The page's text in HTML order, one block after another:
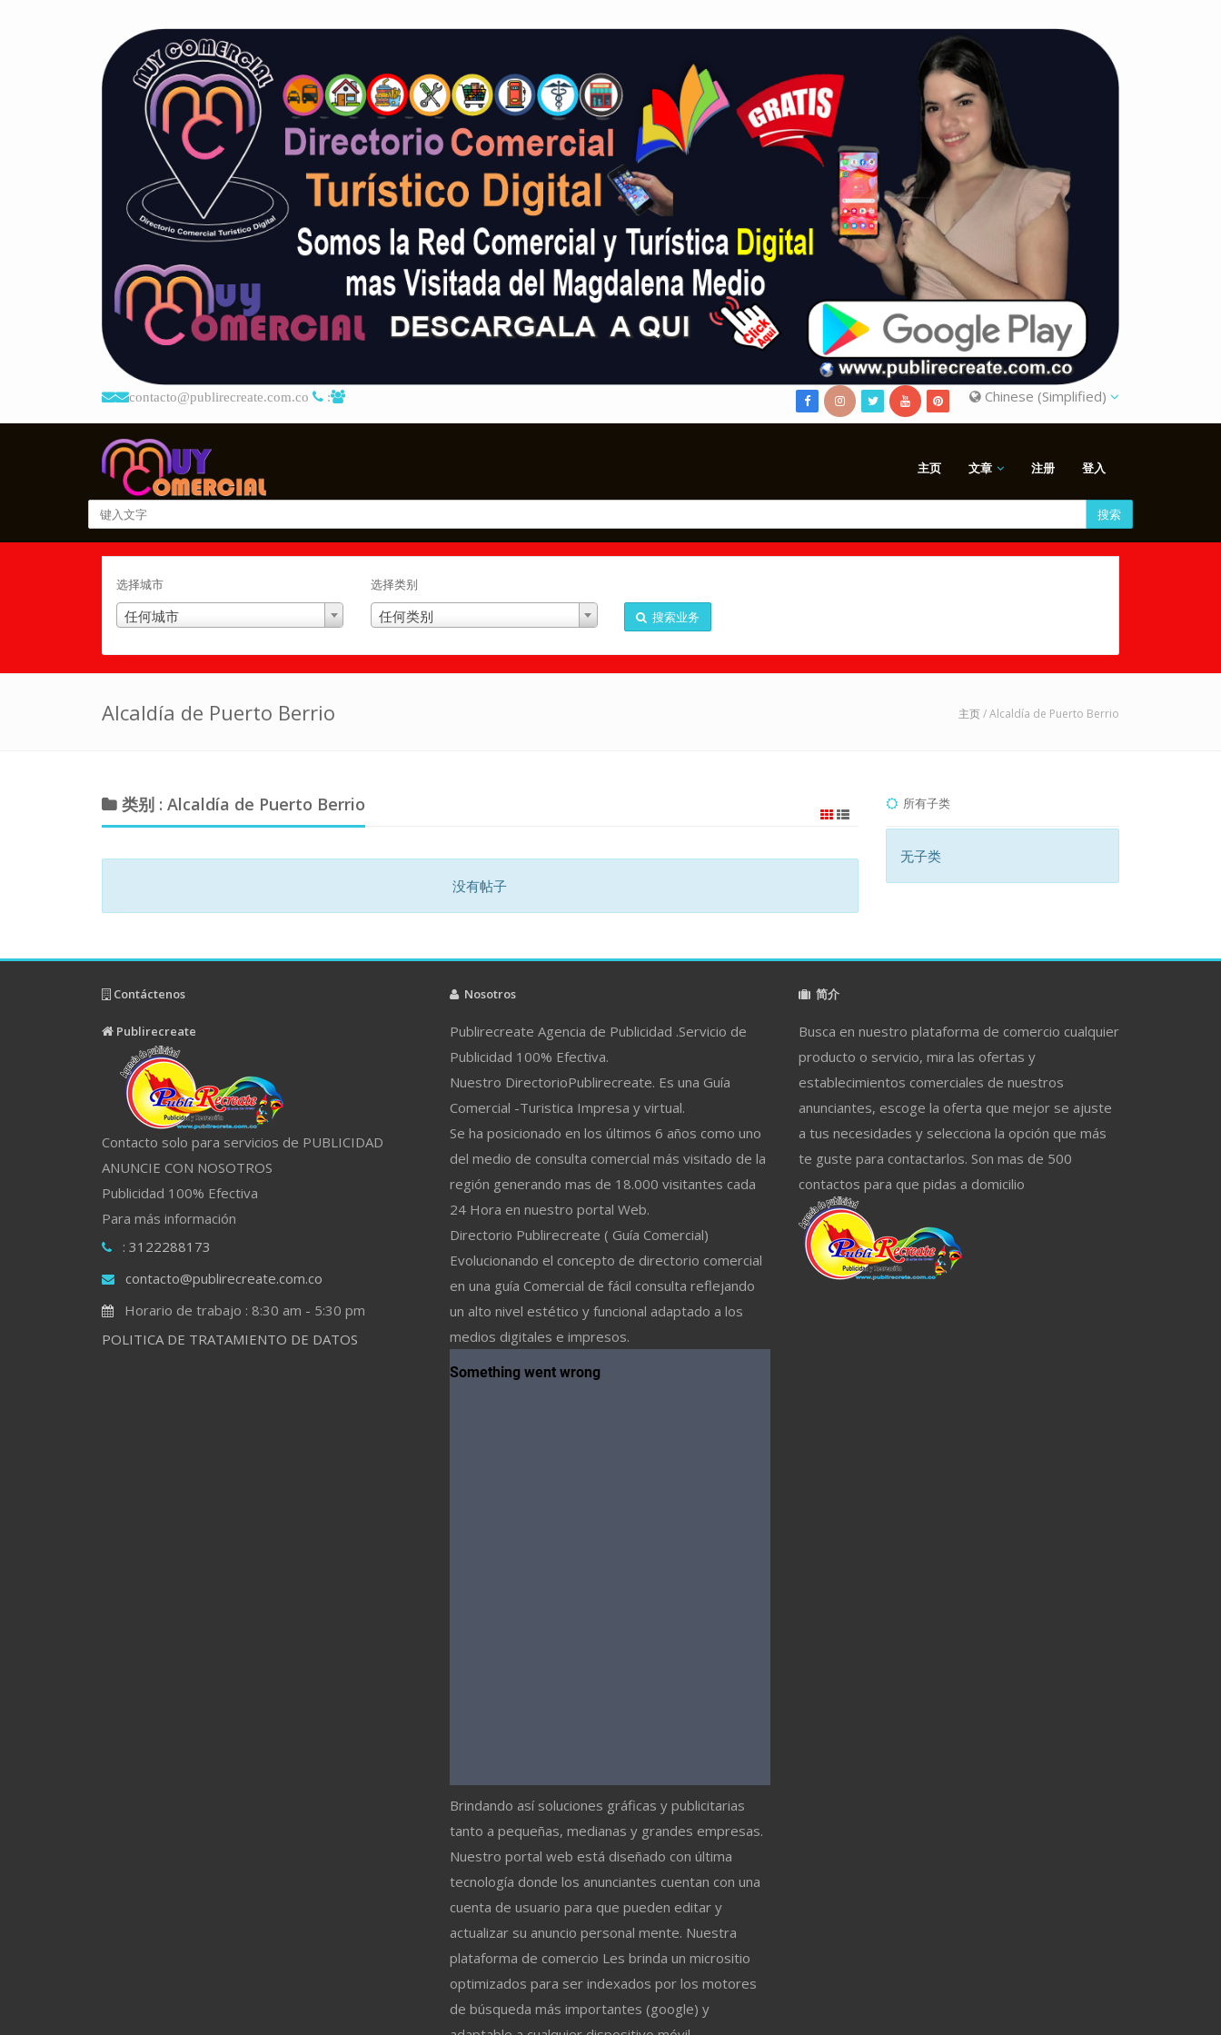
contacto@publirecreate.com.co : Chinese (Simplified)
主页 文章 注册 登入
搜索
选择城市
任何城市
选择类别
任何类别 搜索业务
Alcaldía de Puerto Berrio 主页/ Alcaldía de Puerto Berrio
类别 : Alcaldía de Puerto Berrio
没有帖子
所有子类
无子类
Contáctenos
Publirecreate
Contacto solo para servicios de PUBLICIDAD
ANUNCIE CON NOSOTROS
Publicidad 100% Efectiva
Para más información
: 3122288173
contacto@publirecreate.com.co
Horario de trabajo : 8:30 am - 5:30 pm
POLITICA DE TRATAMIENTO DE DATOS
Nosotros
Publirecreate Agencia de Publicidad .Servicio de
Publicidad 100% Efectiva.
Nuestro DirectorioPublirecreate. Es una Guía
Comercial -Turistica Impresa y virtual.
Se ha posicionado en los últimos 6 años como uno
del medio de consulta comercial más visitado de la
región generando mas de 18.000 visitantes cada
24 Hora en nuestro portal Web.
Directorio Publirecreate ( Guía Comercial)
Evolucionando el concepto de directorio comercial
en una guía Comercial de fácil consulta reflejando
un alto nivel estético y funcional adaptado a los
medios digitales e impresos.
Brindando así soluciones gráficas y publicitarias
tanto a pequeñas, medianas y grandes empresas.
Nuestro portal web está diseñado con última
tecnología donde los anunciantes cuentan con una
cuenta de usuario para que pueden editar y
actualizar su anuncio personal mente. Nuestra
plataforma de comercio Les brinda un micrositio
optimizados para ser indexados por los motores
de búsqueda más importantes (google) y
简介
Busca en nuestro plataforma de comercio cualquier
producto o servicio, mira las ofertas y
establecimientos comerciales de nuestros
anunciantes, escoge la oferta que mejor se ajuste
a tus necesidades y selecciona la opción que más
te guste para contactarlos. Son mas de 500
contactos para que pidas a domicilio